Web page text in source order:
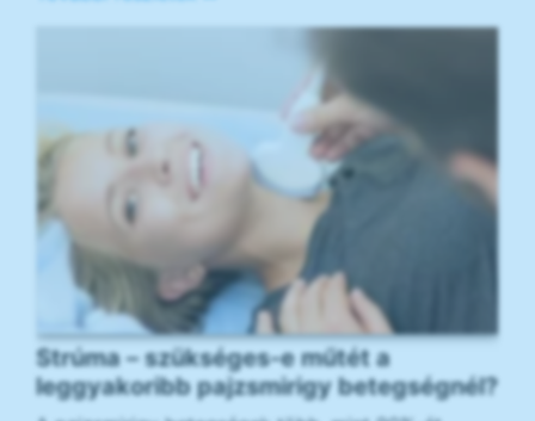
Strúma – szükséges-e műtét a
leggyakoribb pajzsmirigy betegségnél?